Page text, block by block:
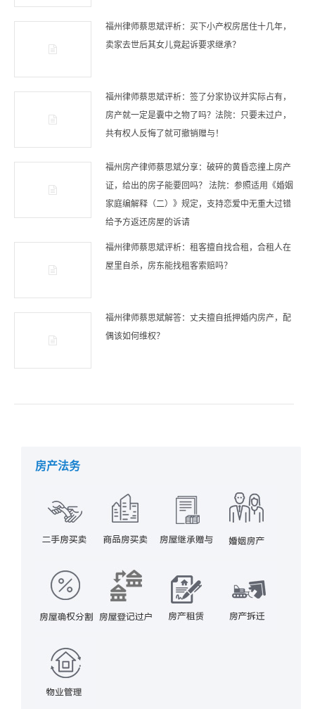
福州律师蔡思斌评析：买下小产权房居住十几年，
卖家去世后其女儿竟起诉要求继承？
福州律师蔡思斌评析：签了分家协议并实际占有，
房产就一定是囊中之物了吗？法院：只要未过户，
共有权人反悔了就可撤销赠与！
福州房产律师蔡思斌分享：破碎的黄昏恋撞上房产
证，给出的房子能要回吗？ 法院：参照适用《婚姻
家庭编解释（二）》规定，支持恋爱中无重大过错
给予方返还房屋的诉请
福州律师蔡思斌评析：租客擅自找合租，合租人在
屋里自杀，房东能找租客索赔吗？
福州律师蔡思斌解答：丈夫擅自抵押婚内房产，配
偶该如何维权？
房产法务